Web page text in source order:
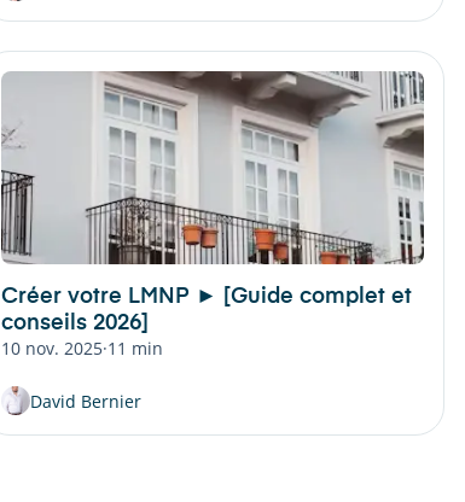
Créer votre LMNP ► [Guide complet et
conseils 2026]
10 nov. 2025·11 min
David Bernier